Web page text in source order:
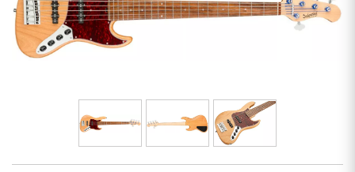
Auriculares